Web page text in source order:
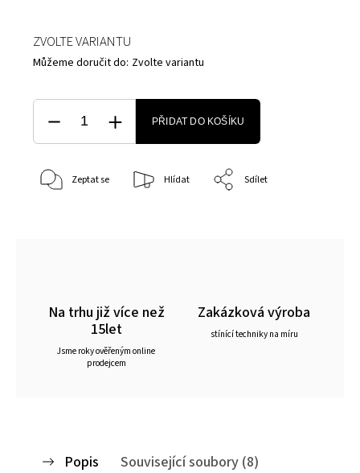
ZVOLTE VARIANTU
Můžeme doručit do: Zvolte variantu
PŘIDAT DO KOŠÍKU
Zeptat se Hlídat Sdílet
Na trhu již více než
15let
Jsme roky ověřeným online
prodejcem
Zakázková výroba
stínící techniky na míru
Popis
Související soubory (8)